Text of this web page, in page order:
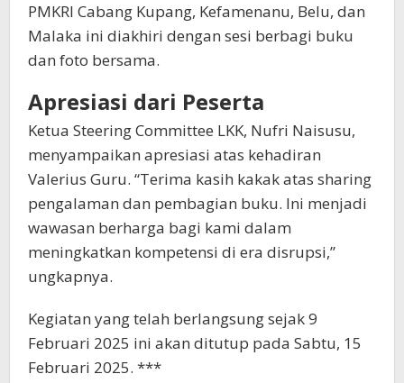
PMKRI Cabang Kupang, Kefamenanu, Belu, dan
Malaka ini diakhiri dengan sesi berbagi buku
dan foto bersama.
Apresiasi dari Peserta
Ketua Steering Committee LKK, Nufri Naisusu,
menyampaikan apresiasi atas kehadiran
Valerius Guru. “Terima kasih kakak atas sharing
pengalaman dan pembagian buku. Ini menjadi
wawasan berharga bagi kami dalam
meningkatkan kompetensi di era disrupsi,”
ungkapnya.
Kegiatan yang telah berlangsung sejak 9
Februari 2025 ini akan ditutup pada Sabtu, 15
Februari 2025. ***